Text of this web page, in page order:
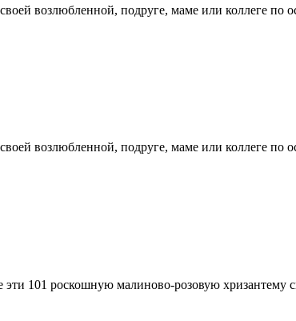
возлюбленной, подруге, маме или коллеге по
возлюбленной, подруге, маме или коллеге по
эти 101 роскошную малиново-розовую хризантему